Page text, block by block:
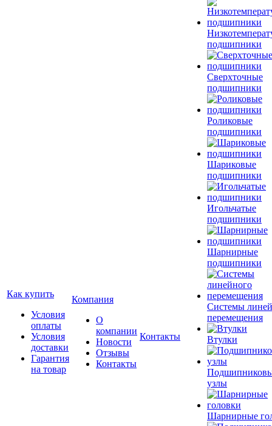
Как купить
Условия
оплаты
Условия
доставки
Гарантия
на товар
Компания
О
компании
Новости
Отзывы
Контакты
Контакты
подшипники
Сверхточные
подшипники
Роликовые
подшипники
Шариковые
подшипники
Игольчатые
подшипники
Шарнирные
подшипники
Системы
перемещения
Втулки
узлы
Шарнирные